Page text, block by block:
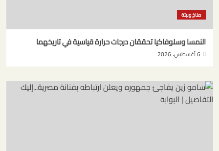
مناخ وبيئة
النمسا وسلوفاكيا تحققان درجات حرارة قياسية في تاريخهما
6 أغسطس، 2026